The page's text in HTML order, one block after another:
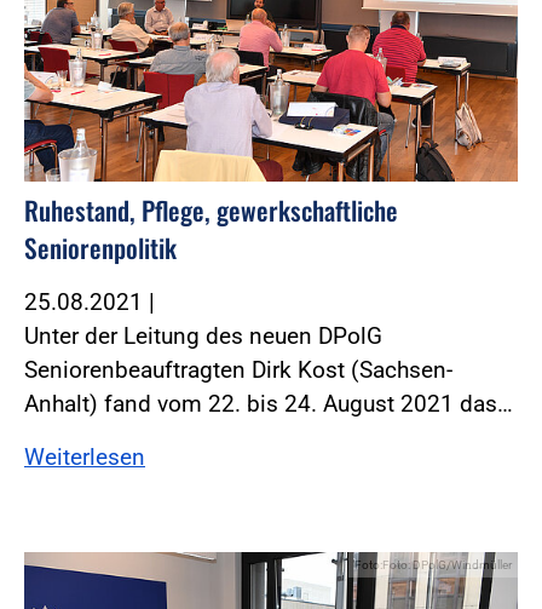
Ruhestand, Pflege, gewerkschaftliche
Seniorenpolitik
25.08.2021 |
Unter der Leitung des neuen DPolG
Seniorenbeauftragten Dirk Kost (Sachsen-
Anhalt) fand vom 22. bis 24. August 2021 das…
Weiterlesen
Foto:Foto: DPolG/Windmüller